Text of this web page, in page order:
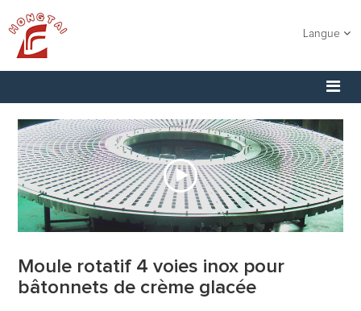
Langue
Moule rotatif 4 voies inox pour
bâtonnets de crème glacée